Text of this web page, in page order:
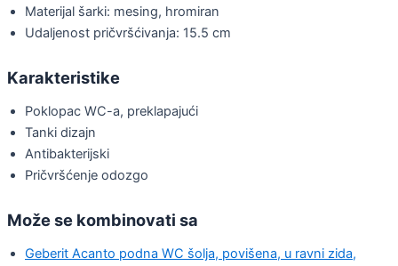
Materijal šarki: mesing, hromiran
Udaljenost pričvršćivanja: 15.5 cm
Karakteristike
Poklopac WC-a, preklapajući
Tanki dizajn
Antibakterijski
Pričvršćenje odozgo
Može se kombinovati sa
Geberit Acanto podna WC šolja, povišena, u ravni zida,